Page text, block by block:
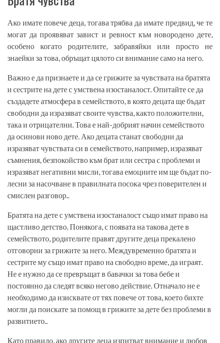
Ако имате повече деца, тогава трябва да имате предвид, че те
могат да проявяват завист и ревност към новородено дете,
особено когато родителите, забравяйки или просто не
знаейки за това, обръщат цялото си внимание само на него.
Важно е да признаете и да се грижите за чувствата на братята
и сестрите на дете с умствена изостаналост. Опитайте се да
създадете атмосфера в семейството, в която децата ще бъдат
свободни да изразяват своите чувства, както положителни,
така и отрицателни. Това е най-добрият начин семейството
да осинови ново дете. Ако децата станат свободни да
изразяват чувствата си в семейството, например, изразяват
съмнения, безпокойство към брат или сестра с проблеми и
изразяват негативни мисли, тогава емоциите им ще бъдат по-
лесни за насочване в правилната посока чрез поверителен и
смислен разговор..
Братята на дете с умствена изостаналост също имат право на
щастливо детство. Понякога, с появата на такова дете в
семейството, родителите правят другите деца прекалено
отговорни за грижите за него. Междувременно братята и
сестрите му също имат право на свободно време, да играят.
Не е нужно да се превръщат в бавачки за това бебе и
постоянно да следят всяко негово действие. Отначало не е
необходимо да изисквате от тях повече от това, което бихте
могли да поискате за помощ в грижите за дете без проблеми в
развитието..
Като правило, ако другите деца изпитват внимание и любов